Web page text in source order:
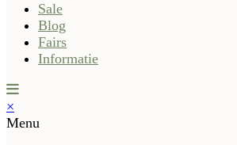
Sale
Blog
Fairs
Informatie
×
Menu